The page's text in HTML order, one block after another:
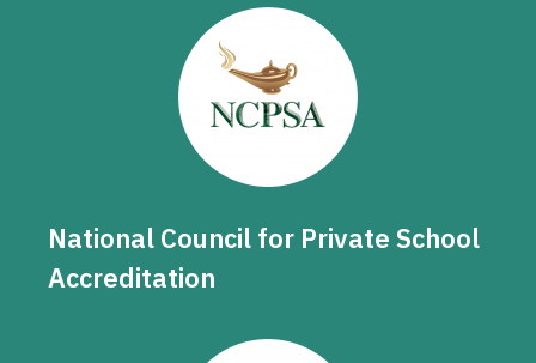
National Council for Private School
Accreditation